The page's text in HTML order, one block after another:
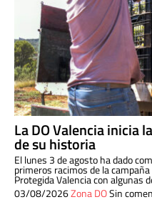
La DO Valencia inicia
de su historia
El lunes 3 de agosto ha dado
primeros racimos de la
Protegida Valencia con algunas
03/08/2026Zona DOSin